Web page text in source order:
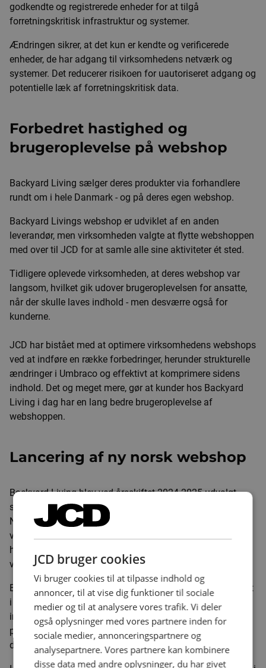
godkendte og registrerede enheder for at tilgå
forretningskritisk infrastruktur og systemer.
Ændringen sikrer, at det kun er kendte og verificerede
enheder, de har adgang til virksomhedens netværk og
systemer. Det reducerer risikoen for uautoriseret adgang og
potentielle læk af forretningskritisk data.
Forbedret hastighed og
brugeroplevelse på webshop
Backyard Living sælger deres produkter via forhandlere
rundt om i hele Danmark - og på deres egen webshop.
Backyard Livings webshop er udviklet af en anden
leverandør, men virksomheden valgte at flytte webshoppen
med over til JCD for at samle alle sine aktiviteter ét sted.
Tidligere oplevede virksomheden, at deres webshop var
langsom, hvilket gik udover brugeroplevelsen for ansatte,
når der skulle laves indhold - men desværre også for
kunderne.
JCD har bistået med at optimere virksomhedens webshops
ved at indføre en række forbedringer, herunder strukturelle
ændringer i Umbraco og effektivt at komprimere sidens
indhold. Det og meget mere, gør at kunder hos Backyard
Living i dag har en lang bedre brugeroplevelse af
webshoppen.
Lancering af ny norsk webshop
Backyard Living blev ved årsskiftet 2024-2025 udvalgt
som officiel norsk distributør af det anerkendte brand
Napoleon Grill. Milepælen markerer et vigtigt skridt i
virksomhedens strategiske ekspansion i Skandinavien,
hvor de i forvejen er i Sverige med en række af
virksomhedens andre brands.
Backyard Living er med Napoleon grill allerede veletableret
i Danmark - en model som virksomheden ønskede at
implementere i Norge. I Norge sælges Napoleon Grill,
præcis som i Danmark, gennem forhandlere fordelt over
det meste af Norge.
JCD bruger cookies
Vi bruger cookies til at tilpasse indhold og
annoncer, til at vise dig funktioner til sociale
medier og til at analysere vores trafik. Vi deler
også oplysninger med vores partnere inden for
sociale medier, annonceringspartnere og
analysepartnere. Vores partnere kan kombinere
disse data med andre oplysninger, du har givet